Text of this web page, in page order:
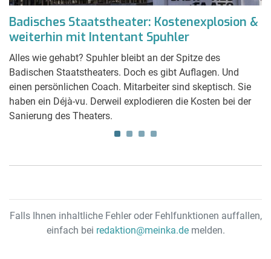
Badisches Staatstheater: Kostenexplosion &
weiterhin mit Intentant Spuhler
Alles wie gehabt? Spuhler bleibt an der Spitze des
Badischen Staatstheaters. Doch es gibt Auflagen. Und
einen persönlichen Coach. Mitarbeiter sind skeptisch. Sie
haben ein Déjà-vu. Derweil explodieren die Kosten bei der
Sanierung des Theaters.
Falls Ihnen inhaltliche Fehler oder Fehlfunktionen auffallen,
einfach bei redaktion@meinka.demelden.